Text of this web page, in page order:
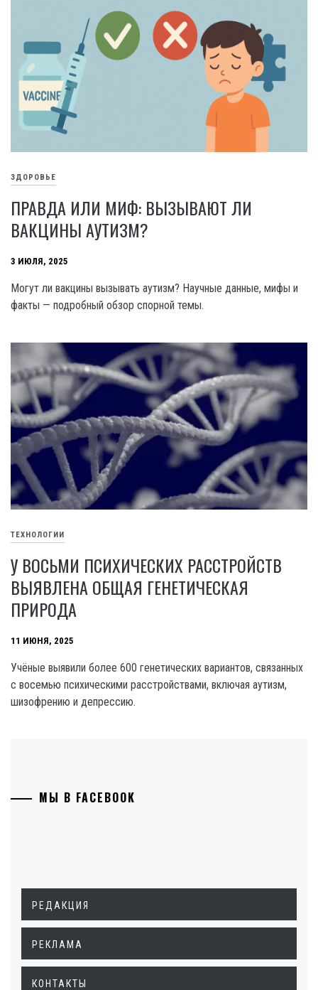
ЗДОРОВЬЕ
ПРАВДА ИЛИ МИФ: ВЫЗЫВАЮТ ЛИ
ВАКЦИНЫ АУТИЗМ?
3 ИЮЛЯ, 2025
Могут ли вакцины вызывать аутизм? Научные данные, мифы и
факты — подробный обзор спорной темы.
ТЕХНОЛОГИИ
У ВОСЬМИ ПСИХИЧЕСКИХ РАССТРОЙСТВ
ВЫЯВЛЕНА ОБЩАЯ ГЕНЕТИЧЕСКАЯ
ПРИРОДА
11 ИЮНЯ, 2025
Учёные выявили более 600 генетических вариантов, связанных
с восемью психическими расстройствами, включая аутизм,
шизофрению и депрессию.
МЫ В FACEBOOK
РЕДАКЦИЯ
РЕКЛАМА
КОНТАКТЫ